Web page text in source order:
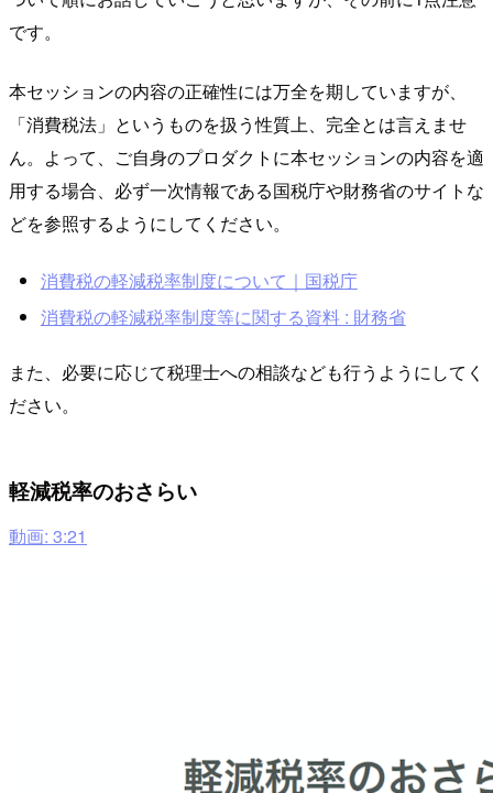
です。
本セッションの内容の正確性には万全を期していますが、
「消費税法」というものを扱う性質上、完全とは言えませ
ん。よって、ご自身のプロダクトに本セッションの内容を適
用する場合、必ず一次情報である国税庁や財務省のサイトな
どを参照するようにしてください。
消費税の軽減税率制度について｜国税庁
消費税の軽減税率制度等に関する資料 : 財務省
また、必要に応じて税理士への相談なども行うようにしてく
ださい。
軽減税率のおさらい
動画: 3:21